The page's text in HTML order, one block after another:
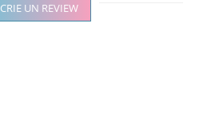
UN REVIEW